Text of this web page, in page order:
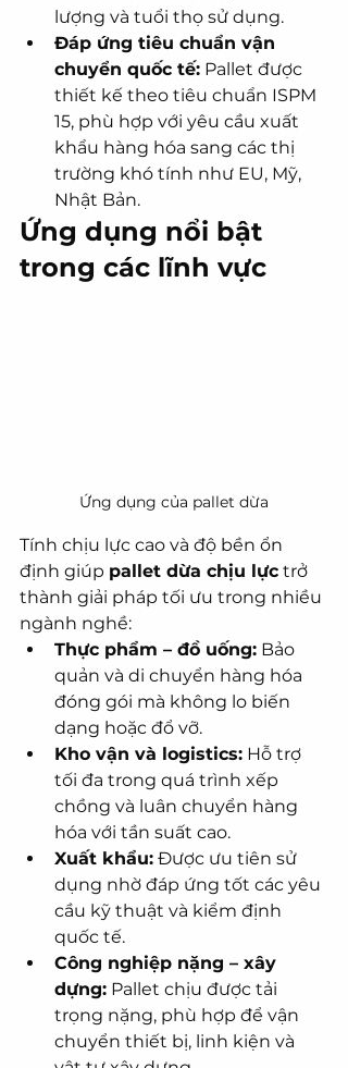
lượng và tuổi thọ sử dụng.
Đáp ứng tiêu chuẩn vận
chuyển quốc tế: Pallet được
thiết kế theo tiêu chuẩn ISPM
15, phù hợp với yêu cầu xuất
khẩu hàng hóa sang các thị
trường khó tính như EU, Mỹ,
Nhật Bản.
Ứng dụng nổi bật
trong các lĩnh vực
Ứng dụng của pallet dừa
Tính chịu lực cao và độ bền ổn
định giúp pallet dừa chịu lực trở
thành giải pháp tối ưu trong nhiều
ngành nghề:
Thực phẩm – đồ uống: Bảo
quản và di chuyển hàng hóa
đóng gói mà không lo biến
dạng hoặc đổ vỡ.
Kho vận và logistics: Hỗ trợ
tối đa trong quá trình xếp
chồng và luân chuyển hàng
hóa với tần suất cao.
Xuất khẩu: Được ưu tiên sử
dụng nhờ đáp ứng tốt các yêu
cầu kỹ thuật và kiểm định
quốc tế.
Công nghiệp nặng – xây
dựng: Pallet chịu được tải
trọng nặng, phù hợp để vận
chuyển thiết bị, linh kiện và